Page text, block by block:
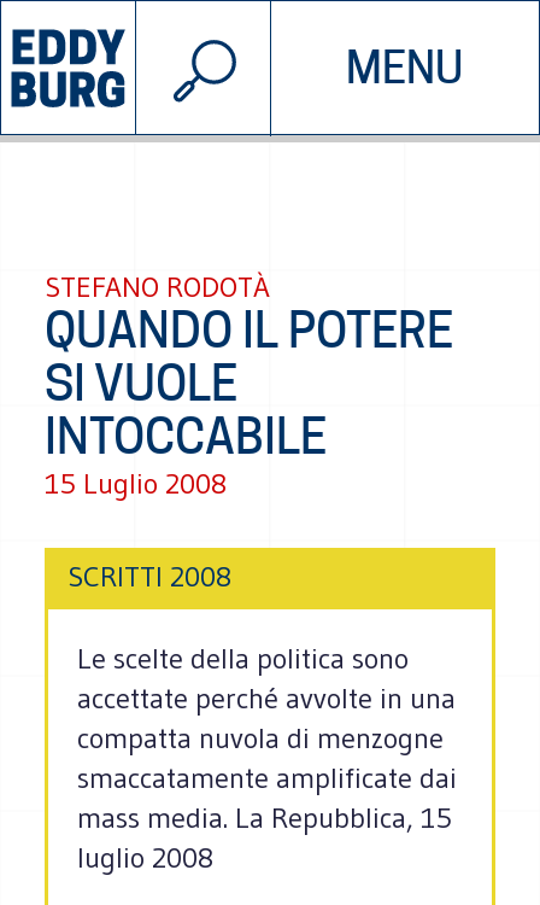
MENU
INIZIATIVE CHI SIAMO
© 2026 EDDYBURG
STEFANO RODOTÀ
QUANDO IL POTERE
SI VUOLE
INTOCCABILE
15 Luglio 2008
SCRITTI 2008
Le scelte della politica sono
accettate perché avvolte in una
compatta nuvola di menzogne
smaccatamente amplificate dai
mass media. La Repubblica, 15
luglio 2008